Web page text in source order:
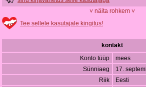
˅ näita rohkem ˅
Tee sellele kasutajale kingitus!
kontakt
Konto tüüp
mees
Sünniaeg
17.
Riik
Eesti